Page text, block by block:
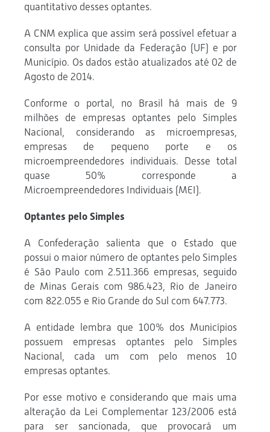
quantitativo desses optantes.
A CNM explica que assim será possível efetuar a
consulta por Unidade da Federação (UF) e por
Município. Os dados estão atualizados até 02 de
Agosto de 2014.
Conforme o portal, no Brasil há mais de 9
milhões de empresas optantes pelo Simples
Nacional, considerando as microempresas,
empresas de pequeno porte e os
microempreendedores individuais. Desse total
quase 50% corresponde a
Microempreendedores Individuais (MEI).
Optantes pelo Simples
A Confederação salienta que o Estado que
possui o maior número de optantes pelo Simples
é São Paulo com 2.511.366 empresas, seguido
de Minas Gerais com 986.423, Rio de Janeiro
com 822.055 e Rio Grande do Sul com 647.773.
A entidade lembra que 100% dos Municípios
possuem empresas optantes pelo Simples
Nacional, cada um com pelo menos 10
empresas optantes.
Por esse motivo e considerando que mais uma
alteração da Lei Complementar 123/2006 está
para ser sancionada, que provocará um